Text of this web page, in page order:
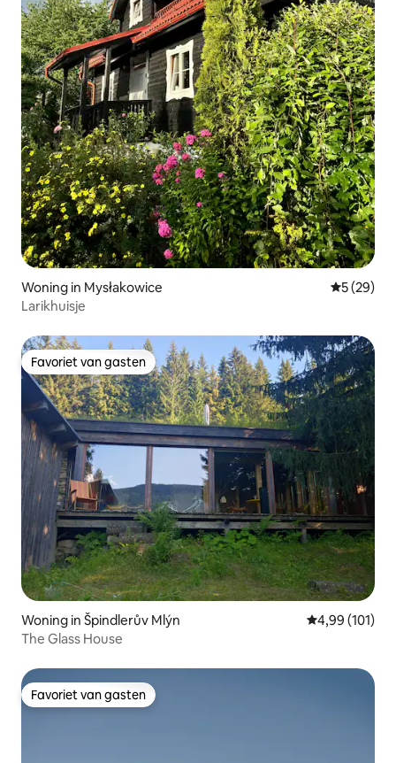
Woning in Mysłakowice
5 (29)
Larikhuisje
Favoriet van gasten
Favoriet van gasten
Woning in Špindlerův Mlýn Gemiddelde
4,99 (101)
The Glass House
Favoriet van gasten
Favoriet van gasten